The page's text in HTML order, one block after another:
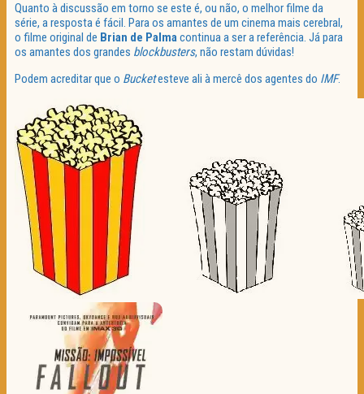
Quanto à discussão em torno se este é, ou não, o melhor filme da
série, a resposta é fácil. Para os amantes de um cinema mais cerebral,
o filme original de Brian de Palmacontinua a ser a referência. Já para
os amantes dos grandes blockbusters, não restam dúvidas!
Podem acreditar que o Bucketesteve ali à mercê dos agentes do IMF.